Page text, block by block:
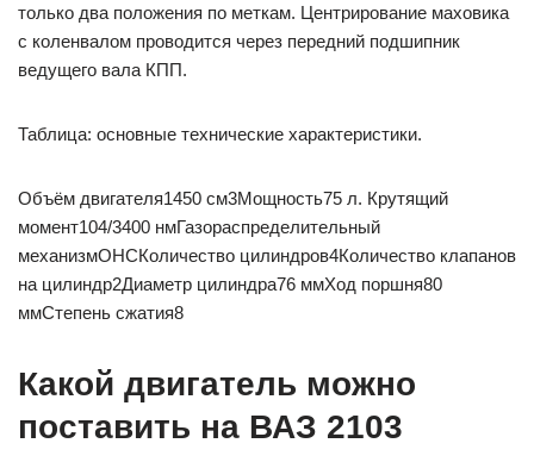
только два положения по меткам. Центрирование маховика
с коленвалом проводится через передний подшипник
ведущего вала КПП.
Таблица: основные технические характеристики.
Объём двигателя1450 см3Мощность75 л. Крутящий
момент104/3400 нмГазораспределительный
механизмОНСКоличество цилиндров4Количество клапанов
на цилиндр2Диаметр цилиндра76 ммХод поршня80
ммСтепень сжатия8
Какой двигатель можно
поставить на ВАЗ 2103